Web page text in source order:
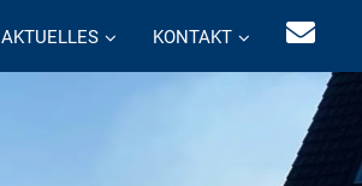
AKTUELLES KONTAKT